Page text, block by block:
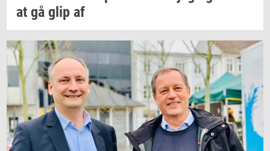
at gå glip af